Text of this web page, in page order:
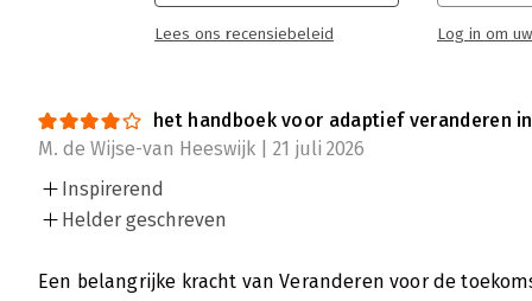
Onlangs verscheen Veranderen voor de
Boonstra en Marjo Dubbeldam. Een lijvig
immers ongewis.
Lees verder
Nico Jong | 24 april 2026
Lees ons recensiebeleid Log in om
het handboek voor adaptief veranderen
M. de Wijse-van Heeswijk | 21 juli 2026
Inspirerend
Helder geschreven
Een belangrijke kracht van Veranderen voor de